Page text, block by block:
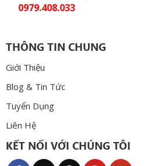
0979.408.033
THÔNG TIN CHUNG
Giới Thiệu
Blog & Tin Tức
Tuyển Dụng
Liên Hệ
KẾT NỐI VỚI CHÚNG TÔI